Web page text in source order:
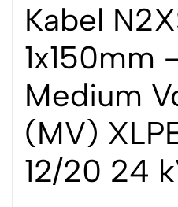
Kabel
1x150mm
Medium
(MV)
12/20 24